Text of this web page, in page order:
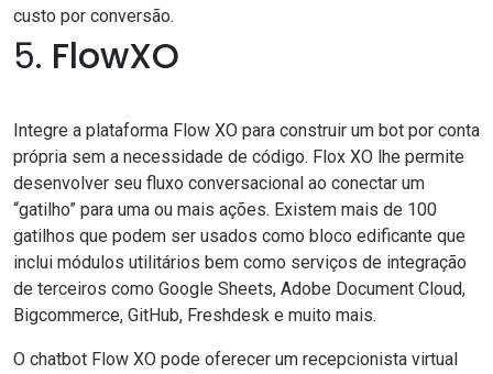
custo por conversão.
5. FlowXO
Integre a plataforma Flow XO para construir um bot por conta
própria sem a necessidade de código. Flox XO lhe permite
desenvolver seu fluxo conversacional ao conectar um
“gatilho” para uma ou mais ações. Existem mais de 100
gatilhos que podem ser usados como bloco edificante que
inclui módulos utilitários bem como serviços de integração
de terceiros como Google Sheets, Adobe Document Cloud,
Bigcommerce, GitHub, Freshdesk e muito mais.
O chatbot Flow XO pode oferecer um recepcionista virtual